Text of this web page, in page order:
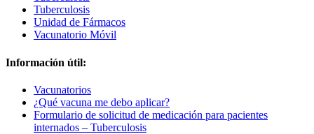
Tuberculosis
Unidad de Fármacos
Vacunatorio Móvil
Información útil:
Vacunatorios
¿Qué vacuna me debo aplicar?
Formulario de solicitud de medicación para pacientes
internados – Tuberculosis